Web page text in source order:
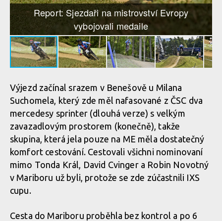
Report: Sjezdaři na mistrovství Evropy
vybojovali medaile
Výjezd začínal srazem v Benešově u Milana
Suchomela, který zde měl nafasované z ČSC dva
mercedesy sprinter (dlouhá verze) s velkým
zavazadlovým prostorem (konečně), takže
skupina, která jela pouze na ME měla dostatečný
komfort cestování. Cestovali všichni nominovaní
mimo Tonda Král, David Cvinger a Robin Novotný
v Mariboru už byli, protože se zde zúčastnili IXS
cupu.
Cesta do Mariboru proběhla bez kontrol a po 6